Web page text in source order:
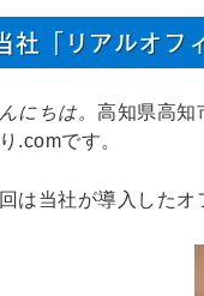
社「リアルオフ
にちは。 高知県高知
.comです。
は当社が導入したオ